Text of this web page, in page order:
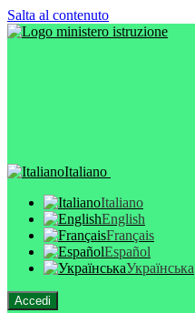
Salta al contenuto
Italiano
Italiano
English
Français
Español
Українська
Accedi